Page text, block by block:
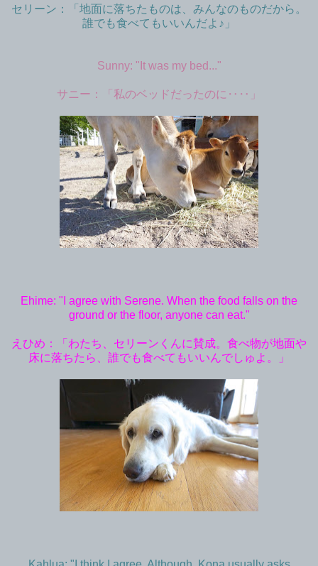
セリーン：「地面に落ちたものは、みんなのものだから。
誰でも食べてもいいんだよ♪」
Sunny: "It was my bed..."
サニー：「私のベッドだったのに‥‥」
Ehime: "I agree with Serene. When the food falls on the
ground or the floor, anyone can eat."
えひめ：「わたち、セリーンくんに賛成。食べ物が地面や
床に落ちたら、誰でも食べてもいいんでしゅよ。」